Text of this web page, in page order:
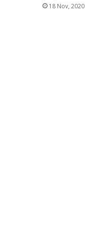
18 Nov, 2020